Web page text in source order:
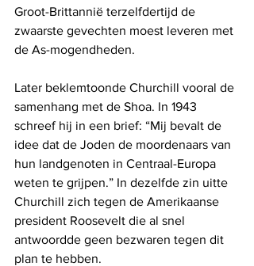
Groot-Brittannië terzelfdertijd de
zwaarste gevechten moest leveren met
de As-mogendheden.
Later beklemtoonde Churchill vooral de
samenhang met de Shoa. In 1943
schreef hij in een brief: “Mij bevalt de
idee dat de Joden de moordenaars van
hun landgenoten in Centraal-Europa
weten te grijpen.” In dezelfde zin uitte
Churchill zich tegen de Amerikaanse
president Roosevelt die al snel
antwoordde geen bezwaren tegen dit
plan te hebben.